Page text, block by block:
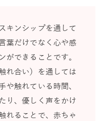
キンシップを通して
葉だけでなく心や感
ができることです。
れ合い）を通しては
や触れている時間、
り、優しく声をかけ
れることで、赤ちゃ